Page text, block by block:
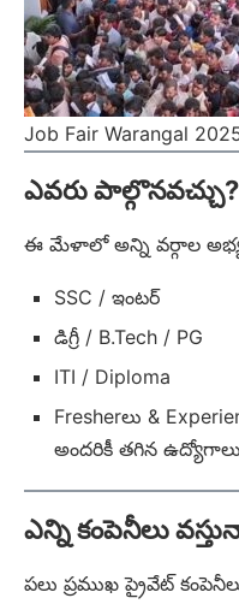
Job Fair Warangal
ఎవరు
ఈ మేళాలో అన్ని వర్గాల
SSC / ఇంటర్
డిగ్రీ / B.Tech / PG
ITI / Diploma
Fresherలు &
అందరికీ తగిన
ఎన్ని కంపెనీలు
పలు ప్రముఖ ప్రైవేట్